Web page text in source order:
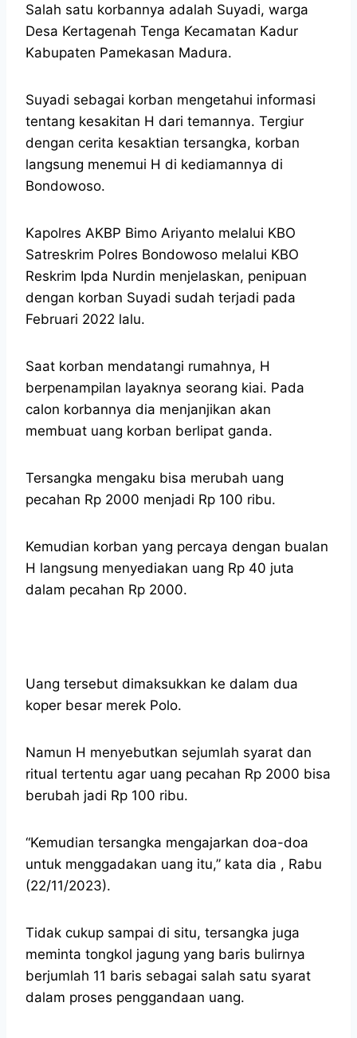
Salah satu korbannya adalah Suyadi, warga
Desa Kertagenah Tenga Kecamatan Kadur
Kabupaten Pamekasan Madura.
Suyadi sebagai korban mengetahui informasi
tentang kesakitan H dari temannya. Tergiur
dengan cerita kesaktian tersangka, korban
langsung menemui H di kediamannya di
Bondowoso.
Kapolres AKBP Bimo Ariyanto melalui KBO
Satreskrim Polres Bondowoso melalui KBO
Reskrim Ipda Nurdin menjelaskan, penipuan
dengan korban Suyadi sudah terjadi pada
Februari 2022 lalu.
Saat korban mendatangi rumahnya, H
berpenampilan layaknya seorang kiai. Pada
calon korbannya dia menjanjikan akan
membuat uang korban berlipat ganda.
Tersangka mengaku bisa merubah uang
pecahan Rp 2000 menjadi Rp 100 ribu.
Kemudian korban yang percaya dengan bualan
H langsung menyediakan uang Rp 40 juta
dalam pecahan Rp 2000.
Uang tersebut dimaksukkan ke dalam dua
koper besar merek Polo.
Namun H menyebutkan sejumlah syarat dan
ritual tertentu agar uang pecahan Rp 2000 bisa
berubah jadi Rp 100 ribu.
“Kemudian tersangka mengajarkan doa-doa
untuk menggadakan uang itu,” kata dia , Rabu
(22/11/2023).
Tidak cukup sampai di situ, tersangka juga
meminta tongkol jagung yang baris bulirnya
berjumlah 11 baris sebagai salah satu syarat
dalam proses penggandaan uang.